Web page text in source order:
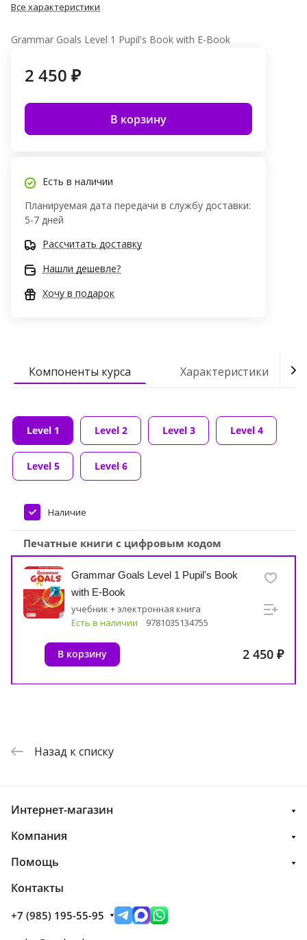
Все характеристики
Grammar Goals Level 1 Pupil's Book with E-Book
2 450 ₽
В корзину
Есть в наличии
Планируемая дата передачи в службу доставки:
5-7 дней
Рассчитать доставку
Нашли дешевле?
Хочу в подарок
Компоненты курса Характеристики
Level 1 Level 2 Level 3 Level 4
Level 5 Level 6
Наличие
Печатные книги с цифровым кодом
Grammar Goals Level 1 Pupil's Book
with E-Book
учебник + электронная книга
Есть в наличии
9781035134755
2 450 ₽
В корзину
Назад к списку
Интернет-магазин
Компания
Помощь
Контакты
+7 (985) 195-55-95